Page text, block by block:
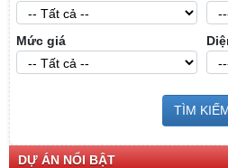
Mức giá
TÌM
DỰ ÁN NỔI BẬT